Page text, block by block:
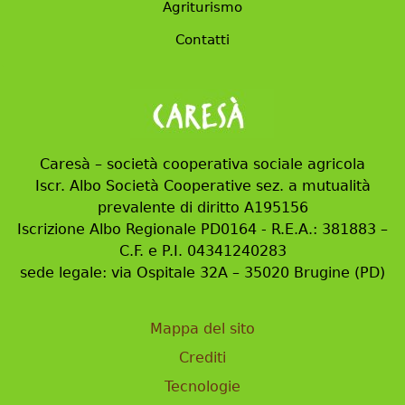
Agriturismo
Contatti
Caresà – società cooperativa sociale agricola
Iscr. Albo Società Cooperative sez. a mutualità
prevalente di diritto A195156
Iscrizione Albo Regionale PD0164 - R.E.A.: 381883 –
C.F. e P.I. 04341240283
sede legale: via Ospitale 32A – 35020 Brugine (PD)
Mappa del sito
Crediti
Tecnologie